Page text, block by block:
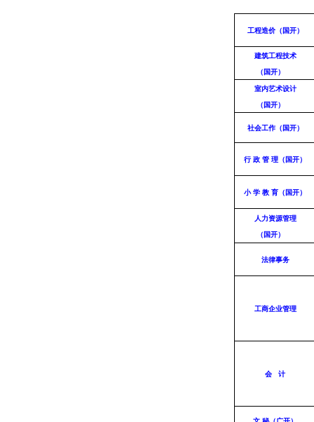
工程造价（国开）
建筑工程技术
（国开）
室内艺术设计
（国开）
社会工作（国开）
行 政 管 理（国开）
小 学 教 育（国开）
人力资源管理
（国开）
法律事务
工商企业管理
会 计